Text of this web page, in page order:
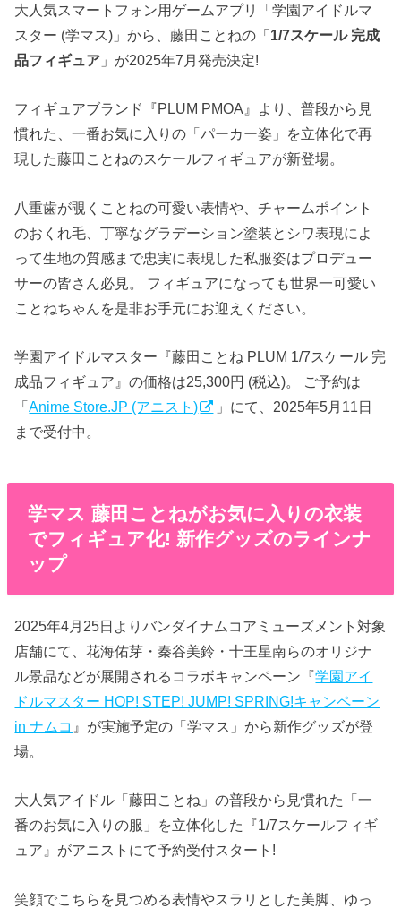
大人気スマートフォン用ゲームアプリ「学園アイドルマ
スター (学マス)」から、藤田ことねの「1/7スケール 完成
品フィギュア 」が2025年7月発売決定!
フィギュアブランド『PLUM PMOA』より、普段から見
慣れた、一番お気に入りの「パーカー姿」を立体化で再
現した藤田ことねのスケールフィギュアが新登場。
八重歯が覗くことねの可愛い表情や、チャームポイント
のおくれ毛、丁寧なグラデーション塗装とシワ表現によ
って生地の質感まで忠実に表現した私服姿はプロデュー
サーの皆さん必見。 フィギュアになっても世界一可愛い
ことねちゃんを是非お手元にお迎えください。
学園アイドルマスター『藤田ことね PLUM 1/7スケール 完
成品フィギュア』の価格は25,300円 (税込)。 ご予約は
「Anime Store.JP (アニスト)
」にて、2025年5月11日
まで受付中。
学マス 藤田ことねがお気に入りの衣装
でフィギュア化! 新作グッズのラインナ
ップ
2025年4月25日よりバンダイナムコアミューズメント対象
店舗にて、花海佑芽・秦谷美鈴・十王星南らのオリジナ
ル景品などが展開されるコラボキャンペーン『学園アイ
ドルマスター HOP! STEP! JUMP! SPRING!キャンペーン
in ナムコ 』が実施予定の「学マス」から新作グッズが登
場。
大人気アイドル「藤田ことね」の普段から見慣れた「一
番のお気に入りの服」を立体化した『1/7スケールフィギ
ュア』がアニストにて予約受付スタート!
笑顔でこちらを見つめる表情やスラリとした美脚、ゆっ